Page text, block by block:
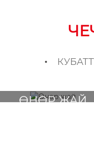
ӨНӨР ЖАЙ